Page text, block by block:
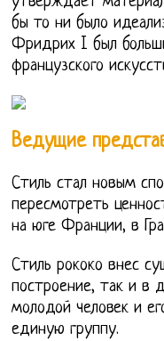
бы то ни было
Фридрих I был
французского
Ведущие
Стиль стал новым
пересмотреть
на юге Франции, в
Стиль рококо внес
построение, так и в
молодой человек и
единую группу.